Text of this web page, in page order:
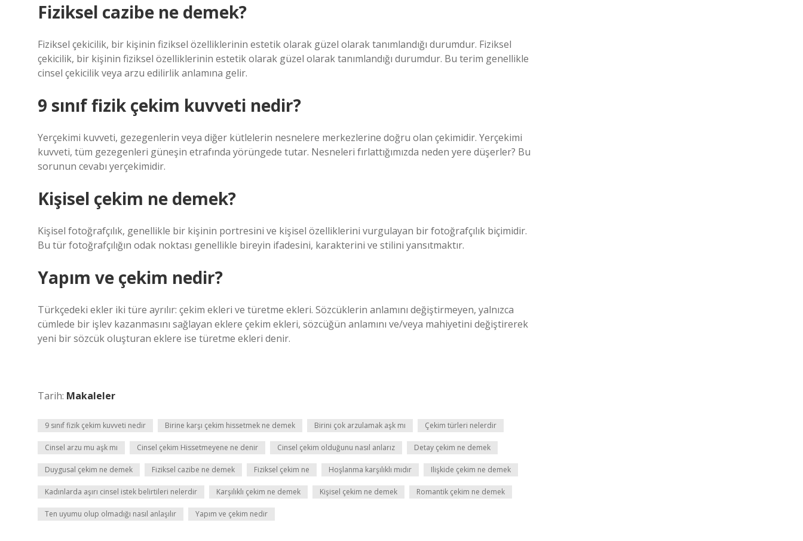
Fiziksel cazibe ne demek?
Fiziksel çekicilik, bir kişinin fiziksel özelliklerinin estetik olarak güzel olarak tanımlandığı durumdur. Fiziksel
çekicilik, bir kişinin fiziksel özelliklerinin estetik olarak güzel olarak tanımlandığı durumdur. Bu terim genellikle
cinsel çekicilik veya arzu edilirlik anlamına gelir.
9 sınıf fizik çekim kuvveti nedir?
Yerçekimi kuvveti, gezegenlerin veya diğer kütlelerin nesnelere merkezlerine doğru olan çekimidir. Yerçekimi
kuvveti, tüm gezegenleri güneşin etrafında yörüngede tutar. Nesneleri fırlattığımızda neden yere düşerler? Bu
sorunun cevabı yerçekimidir.
Kişisel çekim ne demek?
Kişisel fotoğrafçılık, genellikle bir kişinin portresini ve kişisel özelliklerini vurgulayan bir fotoğrafçılık biçimidir.
Bu tür fotoğrafçılığın odak noktası genellikle bireyin ifadesini, karakterini ve stilini yansıtmaktır.
Yapım ve çekim nedir?
Türkçedeki ekler iki türe ayrılır: çekim ekleri ve türetme ekleri. Sözcüklerin anlamını değiştirmeyen, yalnızca
cümlede bir işlev kazanmasını sağlayan eklere çekim ekleri, sözcüğün anlamını ve/veya mahiyetini değiştirerek
yeni bir sözcük oluşturan eklere ise türetme ekleri denir.
Tarih: Makaleler
9 sınıf fizik çekim kuvveti nedir Birine karşı çekim hissetmek ne demek Birini çok arzulamak aşk mı Çekim türleri nelerdir
Cinsel arzu mu aşk mı Cinsel çekim Hissetmeyene ne denir Cinsel çekim olduğunu nasıl anlarız Detay çekim ne demek
Duygusal çekim ne demek Fiziksel cazibe ne demek Fiziksel çekim ne Hoşlanma karşılıklı mıdır Ilişkide çekim ne demek
Kadınlarda aşırı cinsel istek belirtileri nelerdir Karşılıklı çekim ne demek Kişisel çekim ne demek Romantik çekim ne demek
Ten uyumu olup olmadığı nasıl anlaşılır Yapım ve çekim nedir